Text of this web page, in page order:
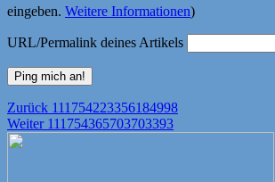
eingeben. Weitere Informationen)
URL/Permalink deines Artikels
Beitragsnavigation
Zurück Vorheriger
Beitrag:
111754223356184998
Weiter Nächster
111754365703703393